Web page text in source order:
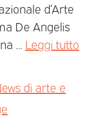
d’Arte
De Angelis
… Leggi tutto
di arte e